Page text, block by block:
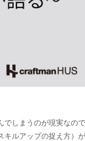
しまうのが現実なの
ルアップの捉え方）